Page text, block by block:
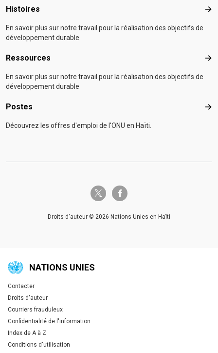
Histoires
En savoir plus sur notre travail pour la réalisation des objectifs de
développement durable
Ressources
En savoir plus sur notre travail pour la réalisation des objectifs de
développement durable
Postes
Découvrez les offres d'emploi de l'ONU en Haïti.
twitter-x facebook-f
Droits d'auteur © 2026 Nations Unies en Haïti
NATIONS UNIES
Global U.N. menu
Contacter
Droits d'auteur
Courriers frauduleux
Confidentialité de l'information
Index de A à Z
Conditions d'utilisation